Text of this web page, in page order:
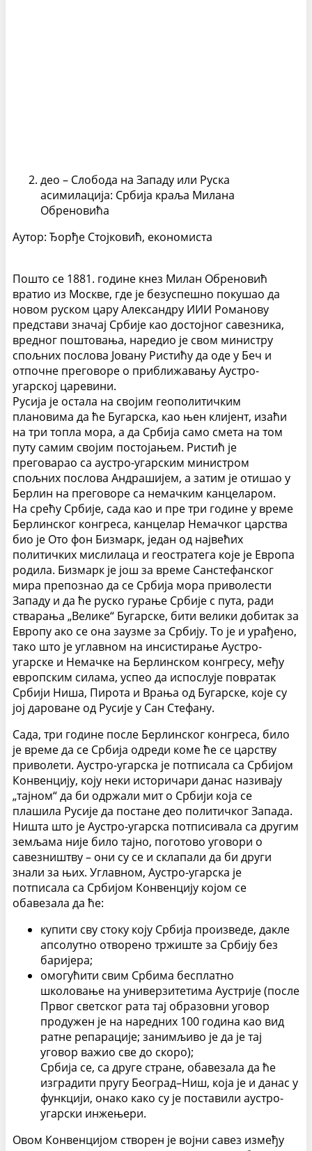
део – Слобода на Западу или Руска
асимилација: Србија краља Милана
Обреновића
Аутор: Ђорђе Стојковић, економиста
Пошто се 1881. године кнез Милан Обреновић
вратио из Москве, где је безуспешно покушао да
новом руском цару Александру ИИИ Романову
представи значај Србије као достојног савезника,
вредног поштовања, наредио је свом министру
спољних послова Јовану Ристићу да оде у Беч и
отпочне преговоре о приближавању Аустро-
угарској царевини.
Русија је остала на својим геополитичким
плановима да ће Бугарска, као њен клијент, изаћи
на три топла мора, а да Србија само смета на том
путу самим својим постојањем. Ристић је
преговарао са аустро-угарским министром
спољних послова Андрашијем, а затим је отишао у
Берлин на преговоре са немачким канцеларом.
На срећу Србије, сада као и пре три године у време
Берлинског конгреса, канцелар Немачког царства
био је Ото фон Бизмарк, један од највећих
политичких мислилаца и геостратега које је Европа
родила. Бизмарк је још за време Санстефанског
мира препознао да се Србија мора приволести
Западу и да ће руско гурање Србије с пута, ради
стварања „Велике“ Бугарске, бити велики добитак за
Европу ако се она заузме за Србију. То је и урађено,
тако што је углавном на инсистирање Аустро-
угарске и Немачке на Берлинском конгресу, међу
европским силама, успео да испослује повратак
Србији Ниша, Пирота и Врања од Бугарске, које су
јој дароване од Русије у Сан Стефану.
Сада, три године после Берлинског конгреса, било
је време да се Србија одреди коме ће се царству
приволети. Аустро-угарска је потписала са Србијом
Конвенцију, коју неки историчари данас називају
„тајном“ да би одржали мит о Србији која се
плашила Русије да постане део политичког Запада.
Ништа што је Аустро-угарска потписивала са другим
земљама није било тајно, поготово уговори о
савезништву – они су се и склапали да би други
знали за њих. Углавном, Аустро-угарска је
потписала са Србијом Конвенцију којом се
обавезала да ће:
купити сву стоку коју Србија произведе, дакле
апсолутно отворено тржиште за Србију без
баријера;
омогућити свим Србима бесплатно
школовање на универзитетима Аустрије (после
Првог светског рата тај образовни уговор
продужен је на наредних 100 година као вид
ратне репарације; занимљиво је да је тај
уговор важио све до скоро);
Србија се, са друге стране, обавезала да ће
изградити пругу Београд–Ниш, која је и данас у
функцији, онако како су је поставили аустро-
угарски инжењери.
Овом Конвенцијом створен је војни савез између